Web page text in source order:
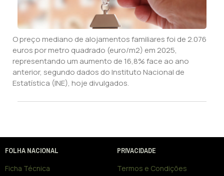
O preço mediano de alojamentos familiares foi de 2.076
euros por metro quadrado (euro/m2) em 2025,
representando um aumento de 16,8% face ao ano
anterior, segundo dados do Instituto Nacional de
Estatística (INE), hoje divulgados.
FOLHA NACIONAL
Ficha Técnica
PRIVACIDADE
Termos e Condições